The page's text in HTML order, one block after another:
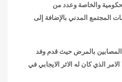
والخاصة وعدد من
المجتمع المدني بالإضافة إلى
المصابين بالمرض حيث قدم وفد
الذي كان له الاثر الايجابي في